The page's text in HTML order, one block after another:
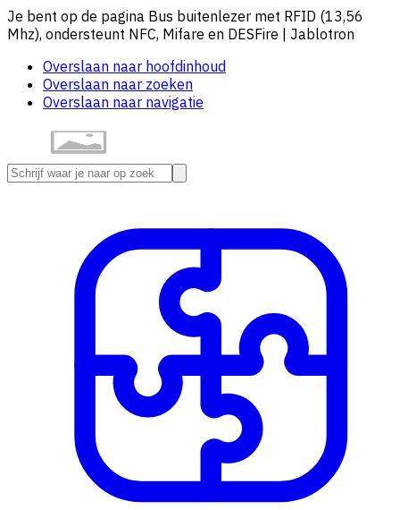
Je bent op de pagina Bus buitenlezer met RFID (13,56
Mhz), ondersteunt NFC, Mifare en DESFire | Jablotron
Overslaan naar hoofdinhoud
Overslaan naar zoeken
Overslaan naar navigatie